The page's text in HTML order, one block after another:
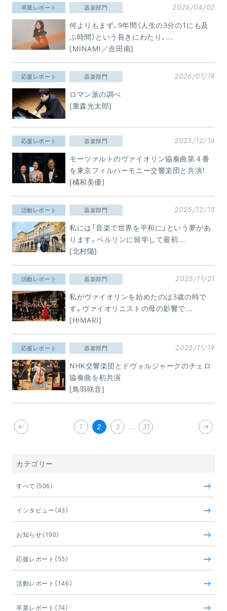
卒業レポート 器楽部門 2026/04/02
何よりもまず、9年間（人生の3分の1にも及
ぶ時間）という長きにわたり、...
[MINAMI／吉田南]
応援レポート 器楽部門 2026/01/19
ロマン派の調べ
[重森光太郎]
応援レポート 器楽部門 2025/12/16
モーツァルトのヴァイオリン協奏曲第４番
を東京フィルハーモニー交響楽団と共演！
[橘和美優]
活動レポート 器楽部門 2025/12/15
私には「音楽で世界を平和に」という夢があ
ります。ベルリンに留学して最初...
[北村陽]
活動レポート 器楽部門 2025/11/21
私がヴァイオリンを始めたのは3歳の時で
す。ヴァイオリニストの母の影響で...
[HIMARI]
応援レポート 器楽部門 2025/11/19
NHK交響楽団とドヴォルジャークのチェロ
協奏曲を初共演
[鳥羽咲音]
1 2 3 … 31
カテゴリー
すべて（506）
インタビュー（43）
お知らせ（190）
応援レポート（55）
活動レポート（146）
卒業レポート（74）